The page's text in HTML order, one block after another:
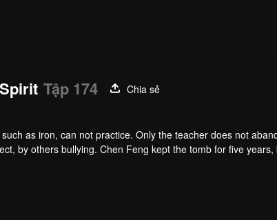
Tập 174
Chia sẻ
as iron, can not practice. Only the teacher does not
by others bullying. Chen Feng kept the tomb for five
blood, mysterious ancient tripod. From then on, Chen